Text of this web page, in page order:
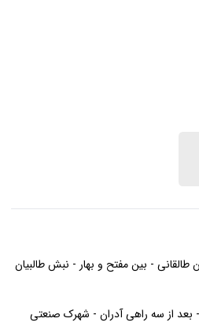
طالقانی - بین مفتح و بهار - نبش طالبیان
- بعد از سه راهی آدران - شهرک صنعتی